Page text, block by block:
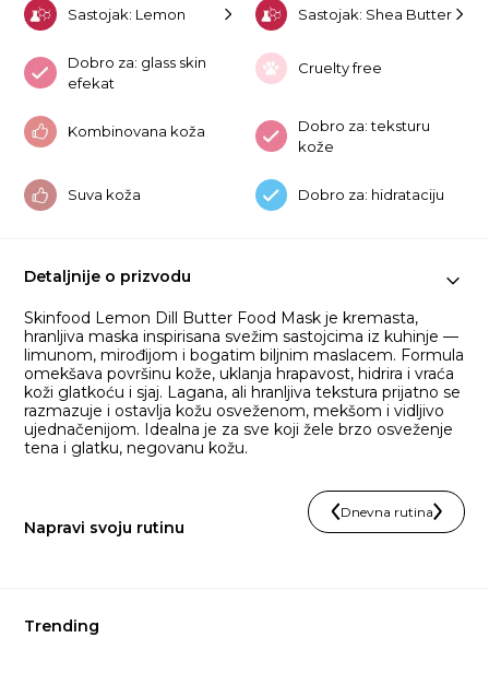
Sastojak: Lemon Sastojak: Shea Butter
Dobro za: glass skin
efekat
Cruelty free
Kombinovana koža
Dobro za: teksturu
kože
Suva koža Dobro za: hidrataciju
Detaljnije o prizvodu
Skinfood Lemon Dill Butter Food Mask je kremasta,
hranljiva maska inspirisana svežim sastojcima iz kuhinje —
limunom, mirođijom i bogatim biljnim maslacem. Formula
omekšava površinu kože, uklanja hrapavost, hidrira i vraća
koži glatkoću i sjaj. Lagana, ali hranljiva tekstura prijatno se
razmazuje i ostavlja kožu osveženom, mekšom i vidljivo
ujednačenijom. Idealna je za sve koji žele brzo osveženje
tena i glatku, negovanu kožu.
Napravi svoju rutinu
Dnevna rutina
Trending